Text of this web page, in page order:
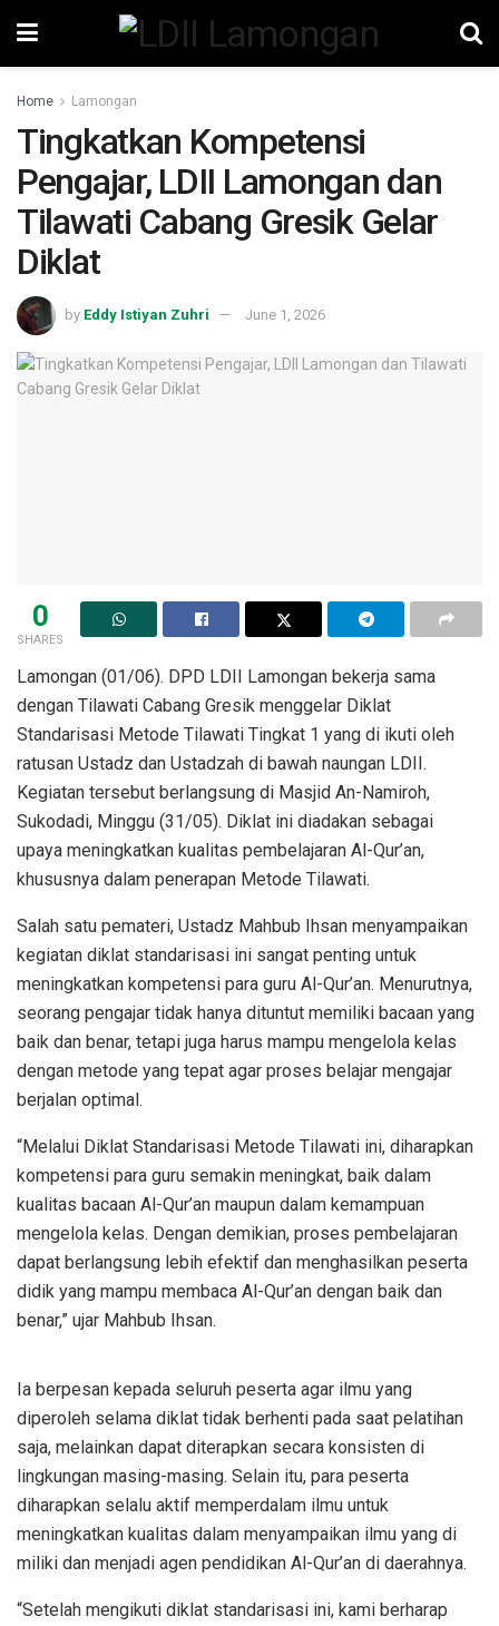
Home Lamongan
Tingkatkan Kompetensi
Pengajar, LDII Lamongan dan
Tilawati Cabang Gresik Gelar
Diklat
by Eddy Istiyan Zuhri June 1, 2026
0
SHARES
Lamongan (01/06). DPD LDII Lamongan bekerja sama
dengan Tilawati Cabang Gresik menggelar Diklat
Standarisasi Metode Tilawati Tingkat 1 yang di ikuti oleh
ratusan Ustadz dan Ustadzah di bawah naungan LDII.
Kegiatan tersebut berlangsung di Masjid An-Namiroh,
Sukodadi, Minggu (31/05). Diklat ini diadakan sebagai
upaya meningkatkan kualitas pembelajaran Al-Qur’an,
khususnya dalam penerapan Metode Tilawati.
Salah satu pemateri, Ustadz Mahbub Ihsan menyampaikan
kegiatan diklat standarisasi ini sangat penting untuk
meningkatkan kompetensi para guru Al-Qur’an. Menurutnya,
seorang pengajar tidak hanya dituntut memiliki bacaan yang
baik dan benar, tetapi juga harus mampu mengelola kelas
dengan metode yang tepat agar proses belajar mengajar
berjalan optimal.
“Melalui Diklat Standarisasi Metode Tilawati ini, diharapkan
kompetensi para guru semakin meningkat, baik dalam
kualitas bacaan Al-Qur’an maupun dalam kemampuan
mengelola kelas. Dengan demikian, proses pembelajaran
dapat berlangsung lebih efektif dan menghasilkan peserta
didik yang mampu membaca Al-Qur’an dengan baik dan
benar,” ujar Mahbub Ihsan.
Ia berpesan kepada seluruh peserta agar ilmu yang
diperoleh selama diklat tidak berhenti pada saat pelatihan
saja, melainkan dapat diterapkan secara konsisten di
lingkungan masing-masing. Selain itu, para peserta
diharapkan selalu aktif memperdalam ilmu untuk
meningkatkan kualitas dalam menyampaikan ilmu yang di
miliki dan menjadi agen pendidikan Al-Qur’an di daerahnya.
“Setelah mengikuti diklat standarisasi ini, kami berharap